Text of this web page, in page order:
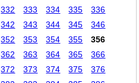
332 333 334 335
336
342 343 344 345
346
352 353 354 355
356
362 363 364 365
366
372 373 374 375
376